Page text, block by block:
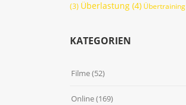
(3) Überlastung (4) Übertraining
KATEGORIEN
Filme(52)
Online(169)